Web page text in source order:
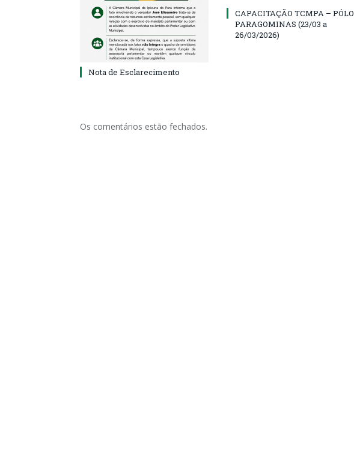
Nota de Esclarecimento
CAPACITAÇÃO TCMPA – PÓLO
PARAGOMINAS (23/03 a
26/03/2026)
Os comentários estão fechados.